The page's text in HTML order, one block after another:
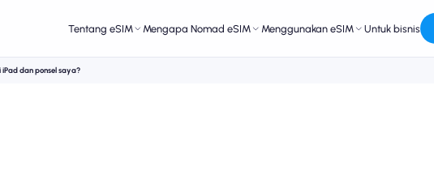
Tentang eSIM Mengapa Nomad eSIM Menggunakan eSIM Untuk bisnis
dan ponsel saya?